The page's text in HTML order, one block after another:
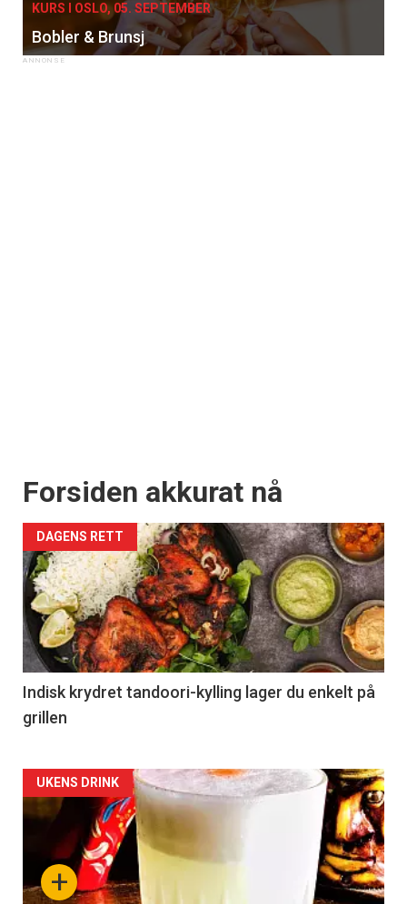
KURS I OSLO, 05. SEPTEMBER
Bobler & Brunsj
Forsiden akkurat nå
DAGENS RETT
Indisk krydret tandoori-kylling lager du enkelt på
grillen
Forsiden
akkurat
nå+
UKENS DRINK